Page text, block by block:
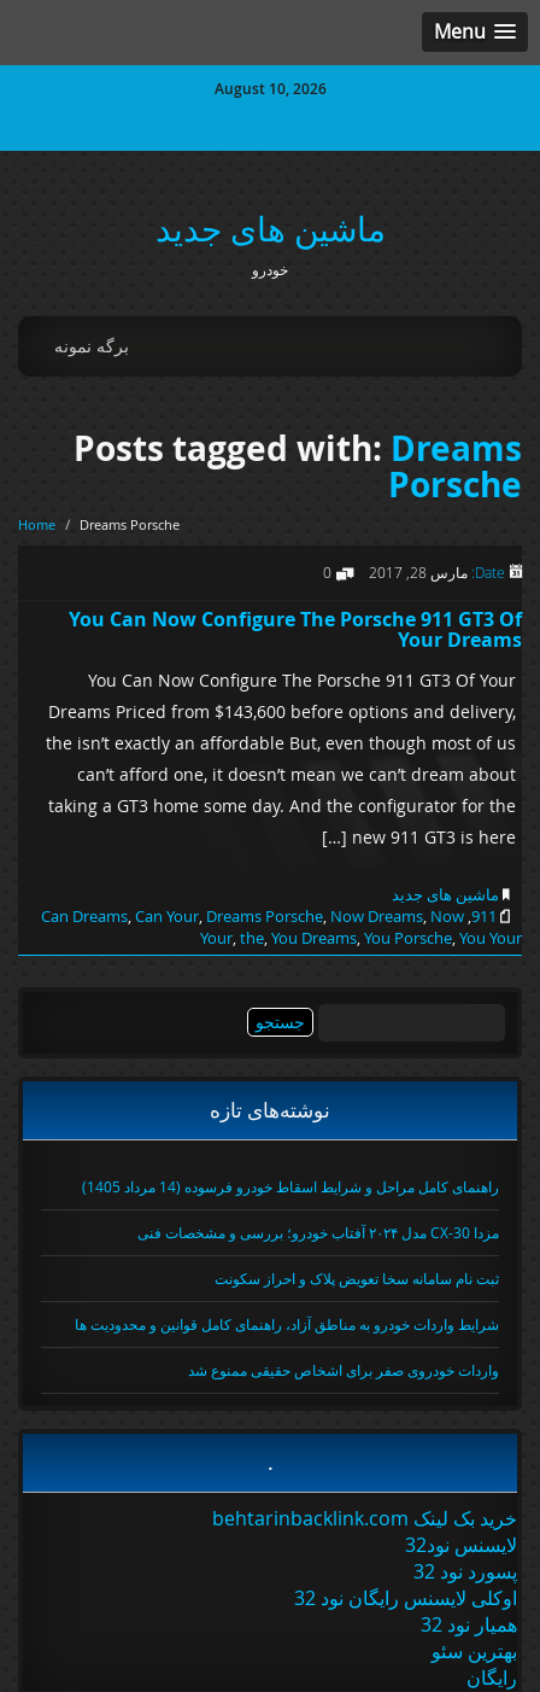
Menu
August 10, 2026
ماشین های جدید
خودرو
برگه نمونه
Posts tagged with:Dreams
Porsche
Home / Dreams Porsche
Date: مارس 28, 2017 0
You Can Now Configure The Porsche 911 GT3 Of
Your Dreams
You Can Now Configure The Porsche 911 GT3 Of Your
Dreams Priced from $143,600 before options and delivery,
the isn’t exactly an affordable But, even though most of us
can’t afford one, it doesn’t mean we can’t dream about
taking a GT3 home some day. And the configurator for the
new 911 GT3 is here […]
ماشین های جدید
911
,
Can Dreams,Can Your,Dreams Porsche,Now Dreams,Now
Your,the,You Dreams,You Porsche,You Your
نوشته‌های تازه
راهنمای کامل مراحل و شرایط اسقاط خودرو فرسوده (14 مرداد 1405)
مزدا CX-30 مدل ۲۰۲۴ آفتاب خودرو؛ بررسی و مشخصات فنی
ثبت نام سامانه سخا تعویض پلاک و احراز سکونت
شرایط واردات خودرو به مناطق آزاد، راهنمای کامل قوانین و محدودیت ها
واردات خودروی صفر برای اشخاص حقیقی ممنوع شد
خرید بک لینک behtarinbacklink.com
لایسنس نود32
پسورد نود 32
اوکلی لایسنس رایگان نود 32
همیار نود 32
بهترین سئو
رایگان